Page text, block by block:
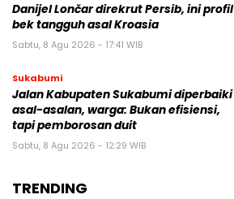
Danijel Lončar direkrut Persib, ini profil
bek tangguh asal Kroasia
Sabtu, 8 Agu 2026 - 17:41 WIB
Sukabumi
Jalan Kabupaten Sukabumi diperbaiki
asal-asalan, warga: Bukan efisiensi,
tapi pemborosan duit
Sabtu, 8 Agu 2026 - 12:29 WIB
TRENDING